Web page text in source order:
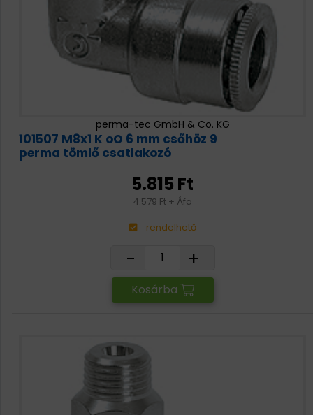
perma-tec GmbH & Co. KG
101507 M8x1 K oO 6 mm csőhöz 9
perma tömlő csatlakozó
5.815 Ft
4.579 Ft + Áfa
rendelhető
- +
Kosárba